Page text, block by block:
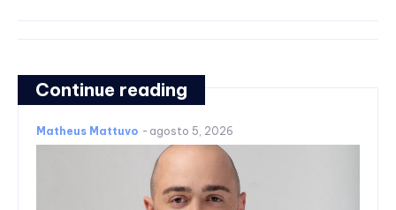
Continue reading
Matheus Mattuvo - agosto 5, 2026